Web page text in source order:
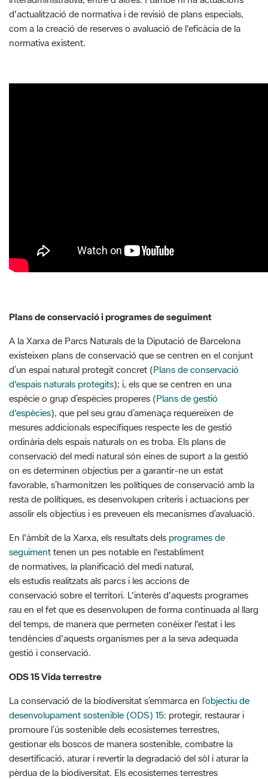
d'actualització de normativa i de revisió de plans especials,
com a la creació de reserves o avaluació de l'eficàcia de la
normativa existent.
Plans de conservació i programes de seguiment
A la Xarxa de Parcs Naturals de la Diputació de Barcelona
existeixen plans de conservació que se centren en el conjunt
d’un espai natural protegit concret (Plans de conservació
d'espais naturals protegits); i, els que se centren en una
espècie o grup d’espècies properes (Plans de gestió
d'espècies), que pel seu grau d’amenaça requereixen de
mesures addicionals específiques respecte les de gestió
ordinària dels espais naturals on es troba. Els plans de
conservació del medi natural són eines de suport a la gestió
on es determinen objectius per a garantir-ne un estat
favorable, s’harmonitzen les polítiques de conservació amb la
resta de polítiques, es desenvolupen criteris i actuacions per
assolir els objectius i es preveuen els mecanismes d’avaluació.
En l'àmbit de la Xarxa, els resultats dels programes de
seguiment tenen un pes notable en l'establiment
de normatives, la planificació del medi natural,
els estudis realitzats als parcs i les accions de
conservació sobre el territori. L'interès d'aquests programes
rau en el fet que es desenvolupen de forma continuada al llarg
del temps, de manera que permeten conèixer l'estat i les
tendències d'aquests organismes per a la seva adequada
gestió i conservació.
ODS 15 Vida terrestre
La conservació de la biodiversitat s’emmarca en l’objectiu de
desenvolupament sostenible (ODS) 15: protegir, restaurar i
promoure l’ús sostenible dels ecosistemes terrestres,
gestionar els boscos de manera sostenible, combatre la
desertificació, aturar i revertir la degradació del sòl i aturar la
pèrdua de la biodiversitat. Els ecosistemes terrestres